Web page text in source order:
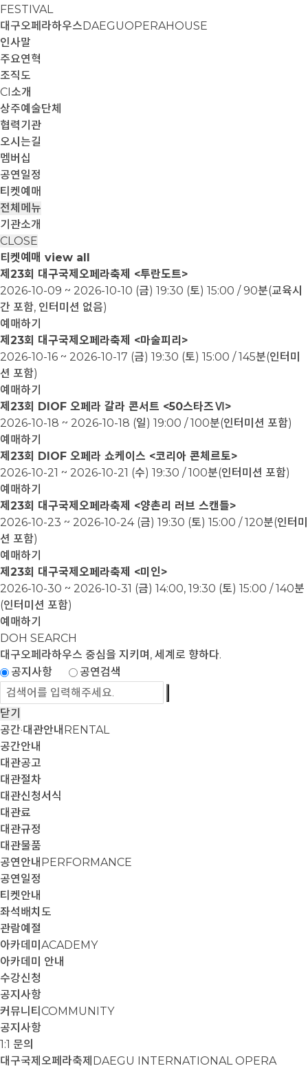
FESTIVAL
대구오페라하우스DAEGUOPERAHOUSE
인사말
주요연혁
조직도
CI소개
상주예술단체
협력기관
오시는길
멤버십
공연일정
티켓예매
전체메뉴
기관소개
CLOSE
티켓예매 view all
제23회 대구국제오페라축제 <투란도트>
2026-10-09 ~ 2026-10-10 (금) 19:30 (토) 15:00 / 90분(교육시
간 포함, 인터미션 없음)
예매하기
제23회 대구국제오페라축제 <마술피리>
2026-10-16 ~ 2026-10-17 (금) 19:30 (토) 15:00 / 145분(인터미
션 포함)
예매하기
제23회 DIOF 오페라 갈라 콘서트 <50스타즈Ⅵ>
2026-10-18 ~ 2026-10-18 (일) 19:00 / 100분(인터미션 포함)
예매하기
제23회 DIOF 오페라 쇼케이스 <코리아 콘체르토>
2026-10-21 ~ 2026-10-21 (수) 19:30 / 100분(인터미션 포함)
예매하기
제23회 대구국제오페라축제 <양촌리 러브 스캔들>
2026-10-23 ~ 2026-10-24 (금) 19:30 (토) 15:00 / 120분(인터미
션 포함)
예매하기
제23회 대구국제오페라축제 <미인>
2026-10-30 ~ 2026-10-31 (금) 14:00, 19:30 (토) 15:00 / 140분
(인터미션 포함)
예매하기
DOH SEARCH
대구오페라하우스 중심을 지키며, 세계로 향하다.
공지사항
공연검색
닫기
공간·대관안내 RENTAL
공간안내
대관공고
대관절차
대관신청서식
대관료
대관규정
대관물품
공연안내 PERFORMANCE
공연일정
티켓안내
좌석배치도
관람예절
아카데미 ACADEMY
아카데미 안내
수강신청
공지사항
커뮤니티 COMMUNITY
공지사항
1:1 문의
대구국제오페라축제 DAEGU INTERNATIONAL OPERA